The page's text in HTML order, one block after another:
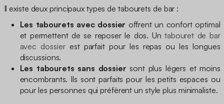
Il existe deux principaux types de tabourets de bar :
Les tabourets avec dossier offrent un confort optimal
et permettent de se reposer le dos. Un tabouret de bar
avec dossierest parfait pour les repas ou les longues
discussions.
Les tabourets sans dossier sont plus légers et moins
encombrants. Ils sont parfaits pour les petits espaces ou
pour les personnes qui préfèrent un style plus minimaliste.